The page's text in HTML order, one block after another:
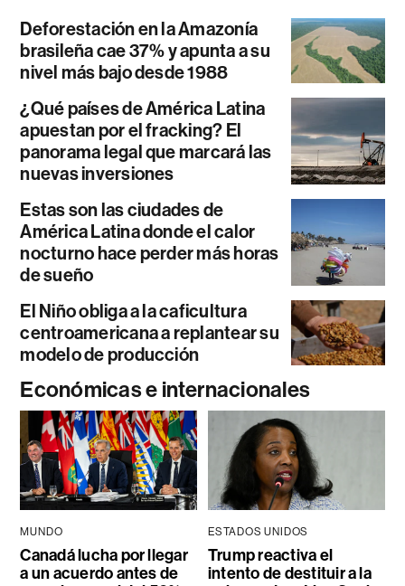
Deforestación en la Amazonía
brasileña cae 37% y apunta a su
nivel más bajo desde 1988
¿Qué países de América Latina
apuestan por el fracking? El
panorama legal que marcará las
nuevas inversiones
Estas son las ciudades de
América Latina donde el calor
nocturno hace perder más horas
de sueño
El Niño obliga a la caficultura
centroamericana a replantear su
modelo de producción
Económicas e internacionales
MUNDO
Canadá lucha por llegar
a un acuerdo antes de
ESTADOS UNIDOS
Trump reactiva el
intento de destituir a la